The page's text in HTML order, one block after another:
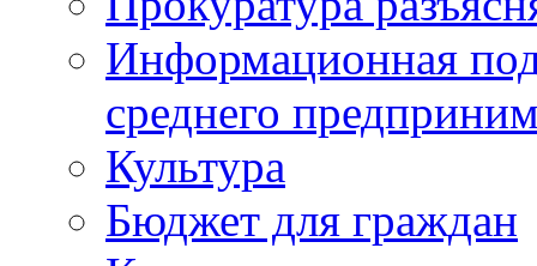
Информационная
среднего
Культура
Бюджет для граждан